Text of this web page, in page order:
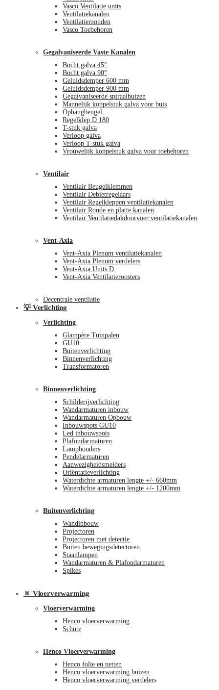
Vasco Ventilatie units
Ventilatiekanalen
Ventilatiemonden
Vasco Toebehoren
Gegalvaniseerde Vaste Kanalen
Bocht galva 45°
Bocht galva 90°
Geluidsdemper 600 mm
Geluidsdemper 900 mm
Gegalvaniseerde spiraalbuizen
Mannelijk koppelstuk galva voor buis
Ophangbeugel
Regelklep D 180
T-stuk galva
Verloop galva
Verloop T-stuk galva
Vrouwelijk koppelstuk galva voor toebehoren
Ventilair
Ventilair Beugelklemmen
Ventilair Debietregelaars
Ventilair Regelkleppen ventilatiekanalen
Ventilair Ronde en platte kanalen
Ventilair Ventilatiedakdoorvoer ventilatiekanalen
Vent-Axia
Vent-Axia Plenum ventilatiekanalen
Vent-Axia Plenum verdelers
Vent-Axia Units D
Vent-Axia Ventilatieroosters
Decentrale ventilatie
💡 Verlichting
Verlichting
Glampère Tuinpalen
GU10
Buitenverlichting
Binnenverlichting
Transformatoren
Binnenverlichting
Schilderijverlichting
Wandarmaturen inbouw
Wandarmaturen Opbouw
Inbouwspots GU10
Led inbouwspots
Plafondarmaturen
Lamphouders
Pendelarmaturen
Aanwezigheidsmelders
Oriëntatieverlichting
Waterdichte armaturen lengte +/- 660mm
Waterdichte armaturen lengte +/- 1200mm
Buitenverlichting
Wandinbouw
Projectoren
Projectoren met detectie
Buiten bewegingsdetectoren
Staanlampen
Wandarmaturen & Plafondarmaturen
Spikes
🔅 Vloerverwarming
Vloerverwarming
Henco vloerverwarming
Schütz
Henco Vloerverwarming
Henco folie en netten
Henco vloerverwarming buizen
Henco vloerverwarming verdelers